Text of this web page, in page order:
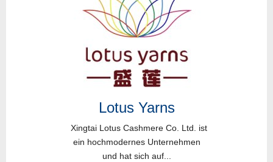
Lotus Yarns
Xingtai Lotus Cashmere Co. Ltd. ist
ein hochmodernes Unternehmen
und hat sich auf...